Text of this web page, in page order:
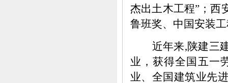
杰出土木工程”；西
鲁班奖、中国安装
近年来,陕建三
业，获得全国五一
业、全国建筑业先